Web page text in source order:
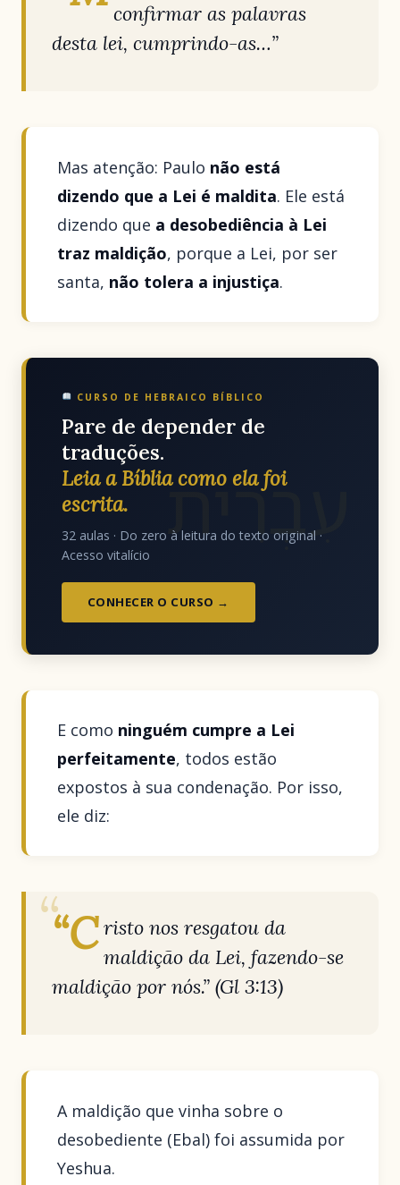
confirmar as palavras
desta lei, cumprindo-as…”
Mas atenção: Paulo não está
dizendo que a Lei é maldita. Ele está
dizendo que a desobediência à Lei
traz maldição, porque a Lei, por ser
santa, não tolera a injustiça.
עִבְרִית
CURSO DE HEBRAICO BÍBLICO
Pare de depender de
traduções.
Leia a Bíblia como ela foi
escrita.
32 aulas · Do zero à leitura do texto original ·
Acesso vitalício
CONHECER O CURSO →
E como ninguém cumpre a Lei
perfeitamente, todos estão
expostos à sua condenação. Por isso,
ele diz:
“C risto nos resgatou da
maldição da Lei, fazendo-se
maldição por nós.”(Gl 3:13)
A maldição que vinha sobre o
desobediente (Ebal) foi assumida por
Yeshua.